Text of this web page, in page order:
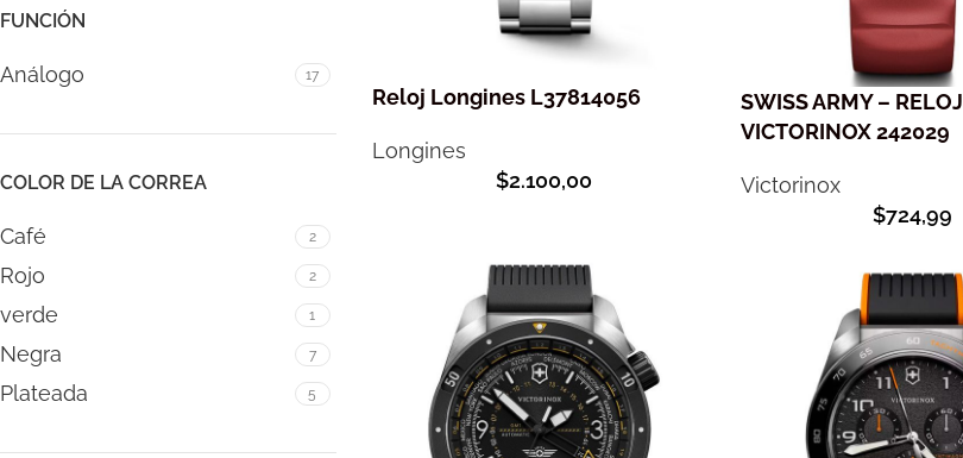
FUNCIÓN
Análogo 17
COLOR DE LA CORREA
Café 2
Rojo 2
verde 1
Negra 7
Plateada 5
Reloj Longines L37814056
Longines
$2.100,00
SWISS ARMY – RELOJ
VICTORINOX 242029
Victorinox
$724,99